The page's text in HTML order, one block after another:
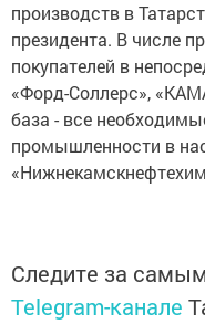
производств в
президента. В числе
покупателей в
«Форд-Соллерс»,
база - все
промышленности в
Следите за
Telegram-канале